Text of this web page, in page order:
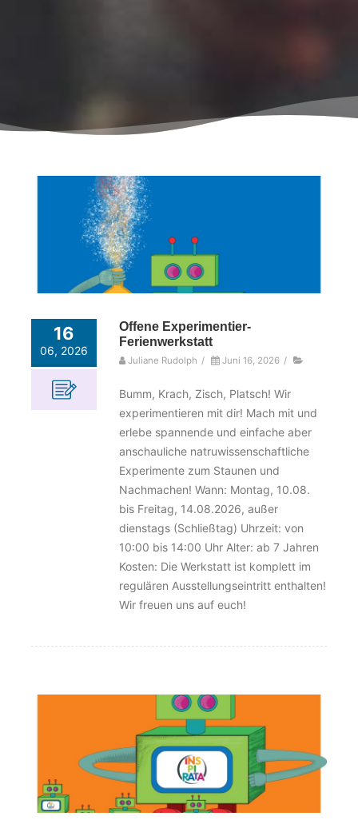
16
06, 2026
Offene Experimentier-
Ferienwerkstatt
Juliane Rudolph / Juni 16, 2026 /
Bumm, Krach, Zisch, Platsch! Wir
experimentieren mit dir! Mach mit und
erlebe spannende und einfache aber
anschauliche natruwissenschaftliche
Experimente zum Staunen und
Nachmachen! Wann: Montag, 10.08.
bis Freitag, 14.08.2026, außer
dienstags (Schließtag) Uhrzeit: von
10:00 bis 14:00 Uhr Alter: ab 7 Jahren
Kosten: Die Werkstatt ist komplett im
regulären Ausstellungseintritt enthalten!
Wir freuen uns auf euch!